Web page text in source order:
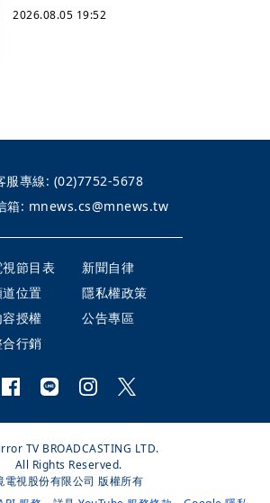
2026.08.05 19:52
服專線: (02)7752-5678
箱: mnews.cs@mnews.tw
視節目表
新聞自律
道位置
隱私權政策
容授權
公告專區
合行銷
TV BROADCASTING LTD.
All Rights Reserved.
電視股份有限公司 版權所有